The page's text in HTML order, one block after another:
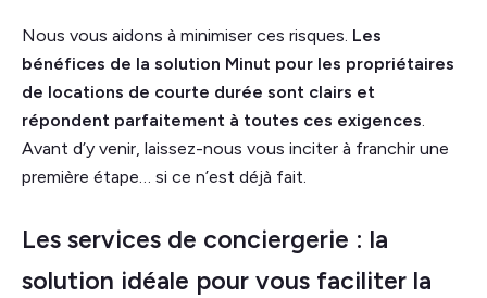
Nous vous aidons à minimiser ces risques. Les
bénéfices de la solution Minut pour les propriétaires
de locations de courte durée sont clairs et
répondent parfaitement à toutes ces exigences.
Avant d’y venir, laissez-nous vous inciter à franchir une
première étape… si ce n’est déjà fait.
Les services de conciergerie : la
solution idéale pour vous faciliter la